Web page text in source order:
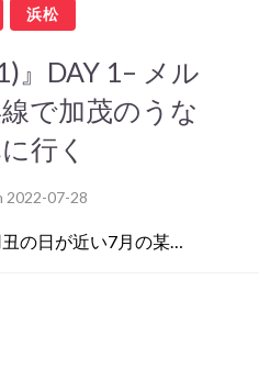
浜松
』DAY 1– メル
で加茂のうな
行く
2022-07-28
の日が近い7月の某…